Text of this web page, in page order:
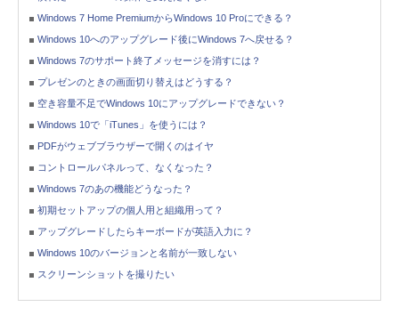
Windows 7 Home PremiumからWindows 10 Proにできる？
Windows 10へのアップグレード後にWindows 7へ戻せる？
Windows 7のサポート終了メッセージを消すには？
プレゼンのときの画面切り替えはどうする？
空き容量不足でWindows 10にアップグレードできない？
Windows 10で「iTunes」を使うには？
PDFがウェブブラウザーで開くのはイヤ
コントロールパネルって、なくなった？
Windows 7のあの機能どうなった？
初期セットアップの個人用と組織用って？
アップグレードしたらキーボードが英語入力に？
Windows 10のバージョンと名前が一致しない
スクリーンショットを撮りたい